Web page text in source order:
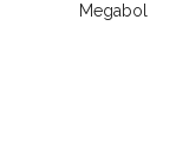
Megabol